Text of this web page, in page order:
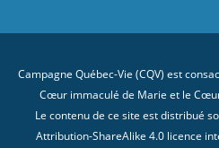
Campagne Québec-Vie (CQV) est
Cœur immaculé de Marie et le
Le contenu de ce site est distribué
Attribution-ShareAlike 4.0 licence